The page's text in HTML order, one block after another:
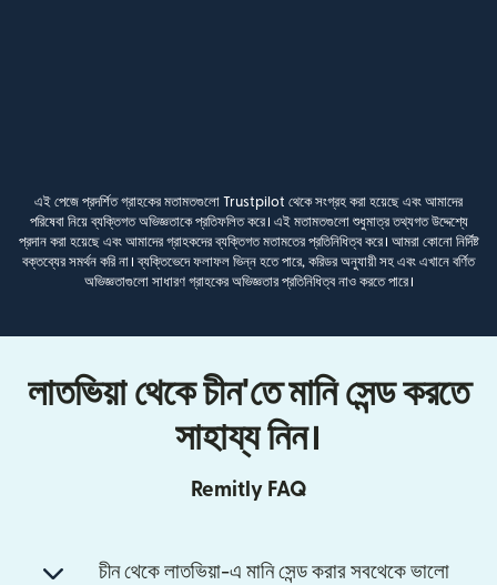
এই পেজে প্রদর্শিত গ্রাহকের মতামতগুলো Trustpilot থেকে সংগ্রহ করা হয়েছে এবং আমাদের
পরিষেবা নিয়ে ব্যক্তিগত অভিজ্ঞতাকে প্রতিফলিত করে। এই মতামতগুলো শুধুমাত্র তথ্যগত উদ্দেশ্যে
প্রদান করা হয়েছে এবং আমাদের গ্রাহকদের ব্যক্তিগত মতামতের প্রতিনিধিত্ব করে। আমরা কোনো নির্দিষ্ট
বক্তব্যের সমর্থন করি না। ব্যক্তিভেদে ফলাফল ভিন্ন হতে পারে, করিডর অনুযায়ী সহ এবং এখানে বর্ণিত
অভিজ্ঞতাগুলো সাধারণ গ্রাহকের অভিজ্ঞতার প্রতিনিধিত্ব নাও করতে পারে।
লাতভিয়া থেকে চীন'তে মানি সেন্ড করতে
সাহায্য নিন।
Remitly FAQ
চীন থেকে লাতভিয়া-এ মানি সেন্ড করার সবথেকে ভালো